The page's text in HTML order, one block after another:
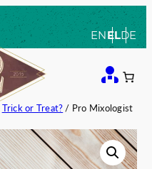
ENELDE
Trick or Treat? / Pro Mixologist